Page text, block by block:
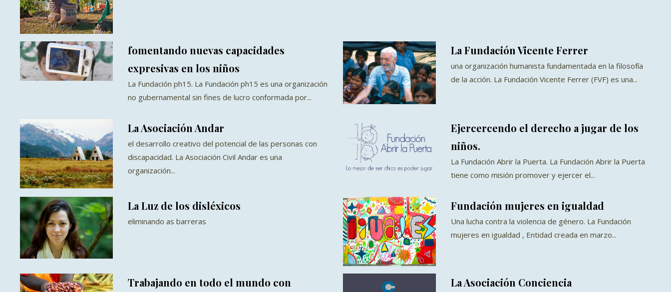
fomentando nuevas capacidades
expresivas en los niños
La Fundación ph15. La Fundación ph15 es una organización
no gubernamental sin fines de lucro conformada por...
La Fundación Vicente Ferrer
una organización humanista fundamentada en la filosofía
de la acción. La Fundación Vicente Ferrer (FVF) es una...
La Asociación Andar
el desarrollo creativo del potencial de las personas con
discapacidad. La Asociación Civil Andar es una
organización...
Ejercercendo el derecho a jugar de los
niños.
La Fundación Abrir la Puerta. La Fundación Abrir la Puerta
tiene como misión promover y ejercer el...
La Luz de los disléxicos
eliminando as barreras
Fundación mujeres en igualdad
Una lucha contra la violencia de género. La Fundación
mujeres en igualdad , Entidad creada en marzo...
Trabajando en todo el mundo con
La Asociación Conciencia